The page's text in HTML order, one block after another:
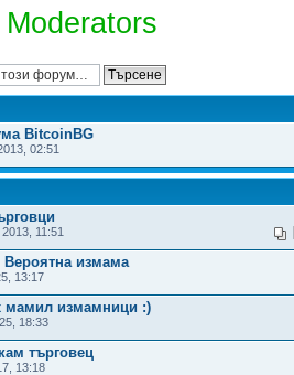
Moderators
BitcoinBG
02:51
11:51
измама
13:17
мамил измамници :)
18:33
търговец
13:18